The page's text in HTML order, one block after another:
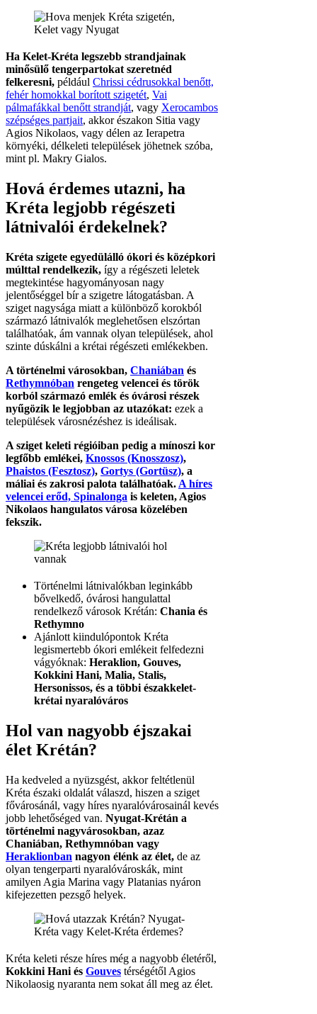
Ha Kelet-Kréta legszebb strandjainak
minősülő tengerpartokat szeretnéd
felkeresni, például Chrissi cédrusokkal benőtt,
fehér homokkal borított szigetét, Vai
pálmafákkal benőtt strandját, vagy Xerocambos
szépséges partjait, akkor északon Sitia vagy
Agios Nikolaos, vagy délen az Ierapetra
környéki, délkeleti települések jöhetnek szóba,
mint pl. Makry Gialos.
Hová érdemes utazni, ha
Kréta legjobb régészeti
látnivalói érdekelnek?
Kréta szigete egyedülálló ókori és középkori
múlttal rendelkezik, így a régészeti leletek
megtekintése hagyományosan nagy
jelentőséggel bír a szigetre látogatásban. A
sziget nagysága miatt a különböző korokból
származó látnivalók meglehetősen elszórtan
találhatóak, ám vannak olyan települések, ahol
szinte dúskálni a krétai régészeti emlékekben.
A történelmi városokban, Chaniában és
Rethymnóban rengeteg velencei és török
korból származó emlék és óvárosi részek
nyűgözik le legjobban az utazókat: ezek a
települések városnézéshez is ideálisak.
A sziget keleti régióiban pedig a mínoszi kor
legfőbb emlékei, Knossos (Knosszosz),
Phaistos (Fesztosz), Gortys (Gortüsz), a
máliai és zakrosi palota találhatóak. A híres
velencei erőd, Spinalonga is keleten, Agios
Nikolaos hangulatos városa közelében
fekszik.
Történelmi látnivalókban leginkább
bővelkedő, óvárosi hangulattal
rendelkező városok Krétán: Chania és
Rethymno
Ajánlott kiindulópontok Kréta
legismertebb ókori emlékeit felfedezni
vágyóknak: Heraklion, Gouves,
Kokkini Hani, Malia, Stalis,
Hersonissos, és a többi északkelet-
krétai nyaralóváros
Hol van nagyobb éjszakai
élet Krétán?
Ha kedveled a nyüzsgést, akkor feltétlenül
Kréta északi oldalát válaszd, hiszen a sziget
fővárosánál, vagy híres nyaralóvárosainál kevés
jobb lehetőséged van. Nyugat-Krétán a
történelmi nagyvárosokban, azaz
Chaniában, Rethymnóban vagy
Heraklionban nagyon élénk az élet, de az
olyan tengerparti nyaralóvároskák, mint
amilyen Agia Marina vagy Platanias nyáron
kifejezetten pezsgő helyek.
Kréta keleti része híres még a nagyobb életéről,
Kokkini Hani és Gouves térségétől Agios
Nikolaosig nyaranta nem sokat áll meg az élet.